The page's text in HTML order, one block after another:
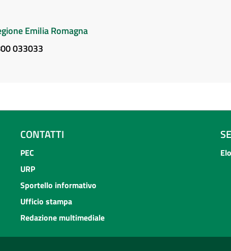
Emilia Romagna
033033
CONTATTI
PEC
URP
Sportello informativo
Ufficio stampa
Redazione multimediale